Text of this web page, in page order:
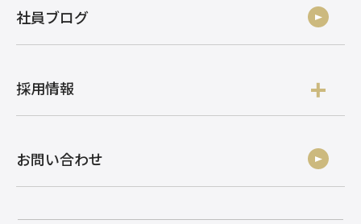
社員ブログ
採用情報
お問い合わせ